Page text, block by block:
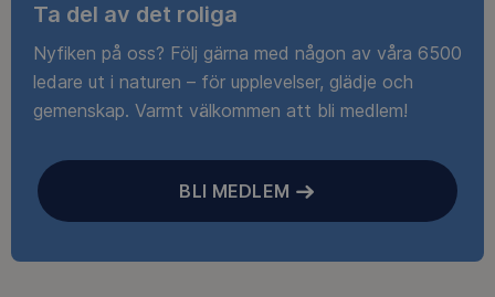
Ta del av det roliga
Nyfiken på oss? Följ gärna med någon av våra 6500
ledare ut i naturen – för upplevelser, glädje och
gemenskap. Varmt välkommen att bli medlem!
BLI MEDLEM